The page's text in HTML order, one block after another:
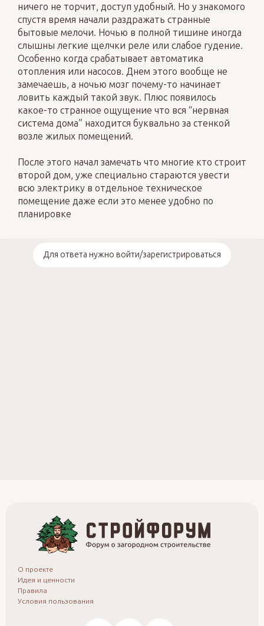
ничего не торчит, доступ удобный. Но у знакомого
спустя время начали раздражать странные
бытовые мелочи. Ночью в полной тишине иногда
слышны легкие щелчки реле или слабое гудение.
Особенно когда срабатывает автоматика
отопления или насосов. Днем этого вообще не
замечаешь, а ночью мозг почему-то начинает
ловить каждый такой звук. Плюс появилось
какое-то странное ощущение что вся “нервная
система дома” находится буквально за стенкой
возле жилых помещений.
После этого начал замечать что многие кто строит
второй дом, уже специально стараются увести
всю электрику в отдельное техническое
помещение даже если это менее удобно по
планировке
Для ответа нужно войти/зарегистрироваться
О проекте
Идея и ценности
Правила
Условия пользования